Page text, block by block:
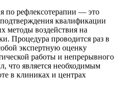
по рефлексотерапии — это
квалификации
методы воздействия на
Процедура проводится раз в
экспертную оценку
работы и непрерывного
что является необходимым
в клиниках и центрах